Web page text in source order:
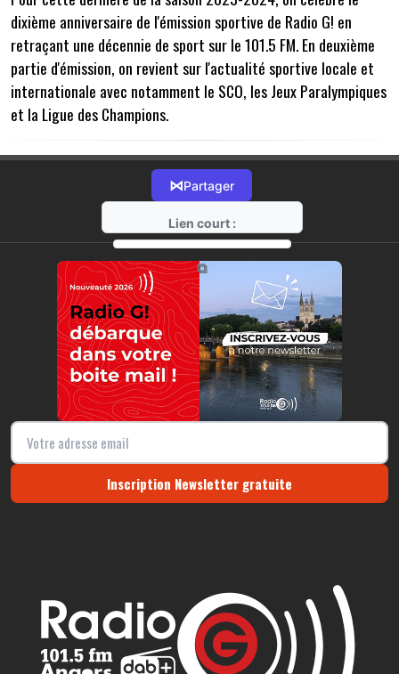
dixième anniversaire de l'émission sportive de Radio G! en
retraçant une décennie de sport sur le 101.5 FM. En deuxième
partie d'émission, on revient sur l'actualité sportive locale et
internationale avec notamment le SCO, les Jeux Paralympiques
et la Ligue des Champions.
⋈Partager
Lien court :
https://radio-g.fr?15360
⧉
Inscription Newsletter gratuite